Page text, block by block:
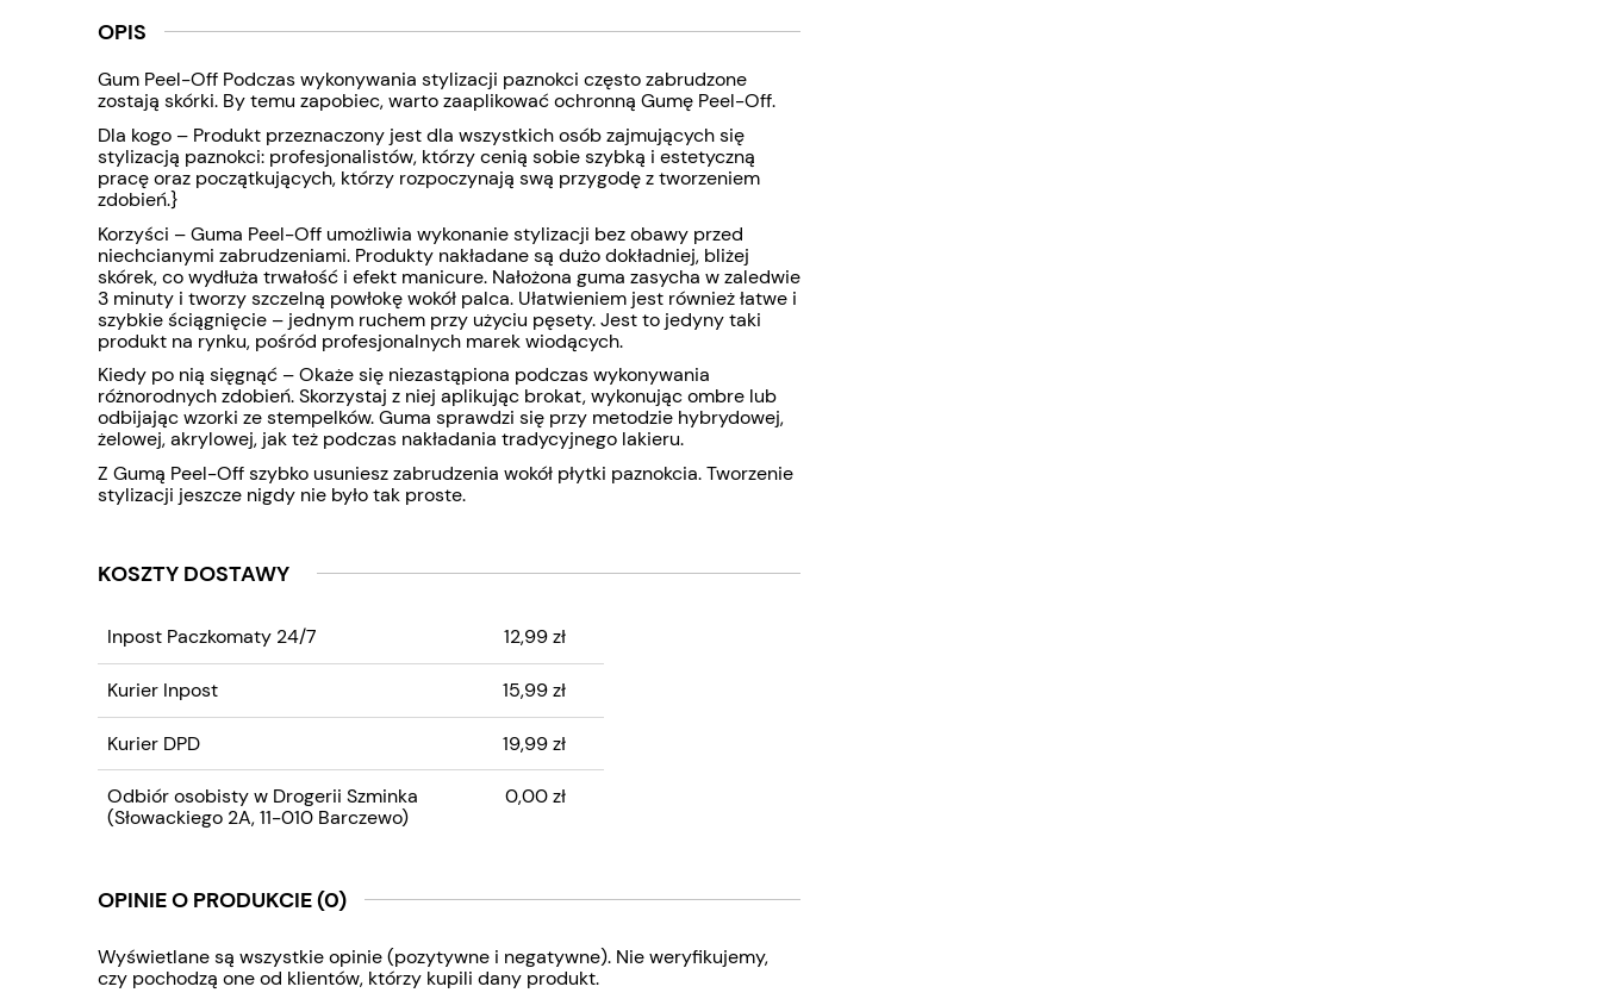
OPIS
Gum Peel-Off Podczas wykonywania stylizacji paznokci często zabrudzone
zostają skórki. By temu zapobiec, warto zaaplikować ochronną Gumę Peel-Off.
Dla kogo – Produkt przeznaczony jest dla wszystkich osób zajmujących się
stylizacją paznokci: profesjonalistów, którzy cenią sobie szybką i estetyczną
pracę oraz początkujących, którzy rozpoczynają swą przygodę z tworzeniem
zdobień.}
Korzyści – Guma Peel-Off umożliwia wykonanie stylizacji bez obawy przed
niechcianymi zabrudzeniami. Produkty nakładane są dużo dokładniej, bliżej
skórek, co wydłuża trwałość i efekt manicure. Nałożona guma zasycha w zaledwie
3 minuty i tworzy szczelną powłokę wokół palca. Ułatwieniem jest również łatwe i
szybkie ściągnięcie – jednym ruchem przy użyciu pęsety. Jest to jedyny taki
produkt na rynku, pośród profesjonalnych marek wiodących.
Kiedy po nią sięgnąć – Okaże się niezastąpiona podczas wykonywania
różnorodnych zdobień. Skorzystaj z niej aplikując brokat, wykonując ombre lub
odbijając wzorki ze stempelków. Guma sprawdzi się przy metodzie hybrydowej,
żelowej, akrylowej, jak też podczas nakładania tradycyjnego lakieru.
Z Gumą Peel-Off szybko usuniesz zabrudzenia wokół płytki paznokcia. Tworzenie
stylizacji jeszcze nigdy nie było tak proste.
KOSZTY DOSTAWY
Inpost Paczkomaty 24/7 12,99 zł
Kurier Inpost 15,99 zł
Kurier DPD 19,99 zł
Odbiór osobisty w Drogerii Szminka
(Słowackiego 2A, 11-010 Barczewo)
0,00 zł
OPINIE O PRODUKCIE (0)
Wyświetlane są wszystkie opinie (pozytywne i negatywne). Nie weryfikujemy,
czy pochodzą one od klientów, którzy kupili dany produkt.